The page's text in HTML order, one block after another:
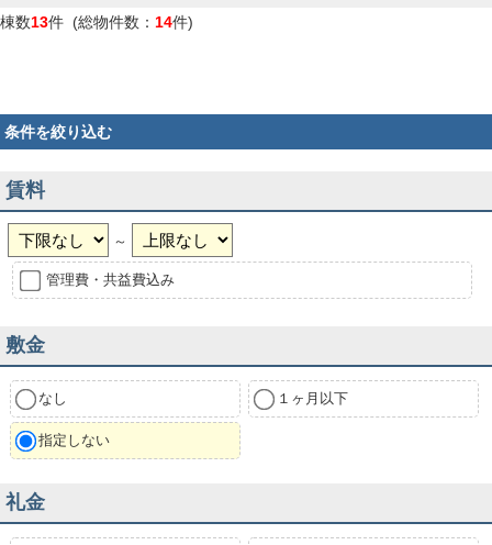
棟数13件 (総物件数： 14件)
条件を絞り込む
賃料
～
管理費・共益費込み
敷金
なし １ヶ月以下
指定しない
礼金